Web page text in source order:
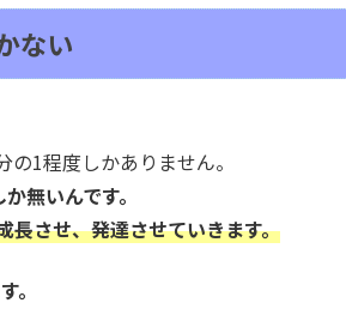
ない
1程度しかありません。
無いんです。
長させ、発達させていきます。
。